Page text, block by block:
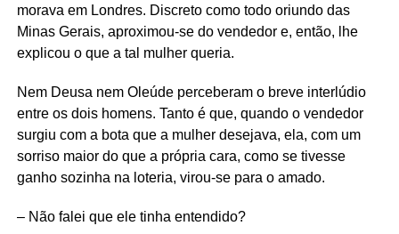
morava em Londres. Discreto como todo oriundo das
Minas Gerais, aproximou-se do vendedor e, então, lhe
explicou o que a tal mulher queria.
Nem Deusa nem Oleúde perceberam o breve interlúdio
entre os dois homens. Tanto é que, quando o vendedor
surgiu com a bota que a mulher desejava, ela, com um
sorriso maior do que a própria cara, como se tivesse
ganho sozinha na loteria, virou-se para o amado.
– Não falei que ele tinha entendido?